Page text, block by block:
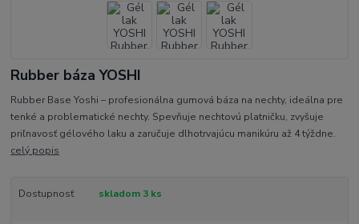
Rubber báza YOSHI
Rubber Base Yoshi – profesionálna gumová báza na nechty, ideálna pre
tenké a problematické nechty. Spevňuje nechtovú platničku, zvyšuje
priľnavosť gélového laku a zaručuje dlhotrvajúcu manikúru až 4 týždne.
celý popis
Dostupnosť skladom 3 ks